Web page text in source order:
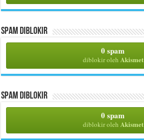
Spam Diblokir
0 spam
diblokir oleh Akismet
Spam Diblokir
0 spam
diblokir oleh Akismet